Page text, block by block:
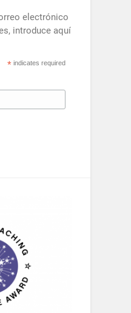
electrónico
introduce aquí
* indicates required